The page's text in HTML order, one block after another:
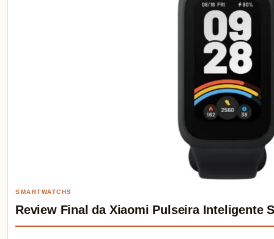
SMARTWATCHS
Review Final da Xiaomi Pulseira Inteligente